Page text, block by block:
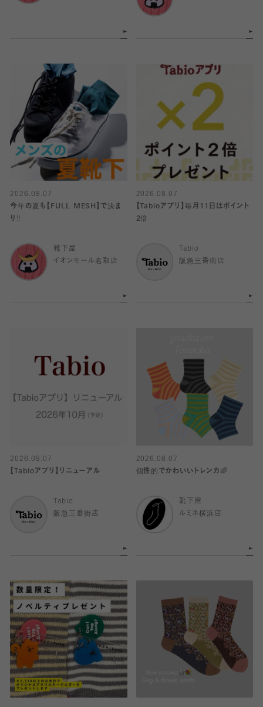
2026.08.07
今年の夏も【FULL MESH】で決ま
り️‼️
靴下屋
イオンモール名取店
2026.08.07
【Tabioアプリ】毎月11日はポイント
2倍
Tabio
阪急三番街店
2026.08.07
【Tabioアプリ】リニューアル
Tabio
阪急三番街店
2026.08.07
個性的でかわいいトレンカ🌈
靴下屋
ルミネ横浜店